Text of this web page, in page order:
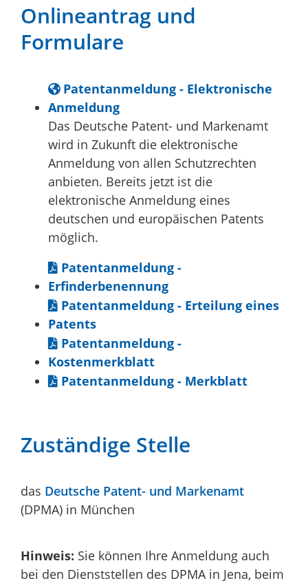
Onlineantrag und
Formulare
Patentanmeldung - Elektronische
Anmeldung
Das Deutsche Patent- und Markenamt
wird in Zukunft die elektronische
Anmeldung von allen Schutzrechten
anbieten. Bereits jetzt ist die
elektronische Anmeldung eines
deutschen und europäischen Patents
möglich.
Patentanmeldung -
Erfinderbenennung
Patentanmeldung - Erteilung eines
Patents
Patentanmeldung -
Kostenmerkblatt
Patentanmeldung - Merkblatt
Zuständige Stelle
das Deutsche Patent- und Markenamt
(DPMA) in München
Hinweis: Sie können Ihre Anmeldung auch
bei den Dienststellen des DPMA in Jena, beim